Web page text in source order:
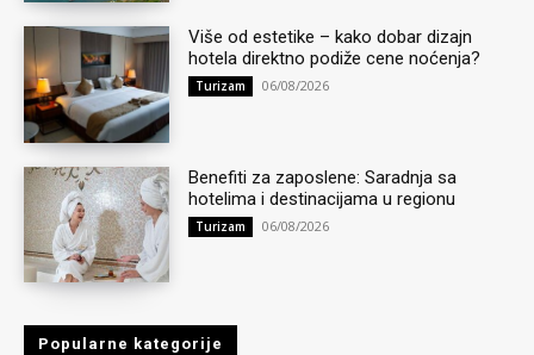
Više od estetike – kako dobar dizajn
hotela direktno podiže cene noćenja?
Turizam 06/08/2026
Benefiti za zaposlene: Saradnja sa
hotelima i destinacijama u regionu
Turizam 06/08/2026
Popularne kategorije